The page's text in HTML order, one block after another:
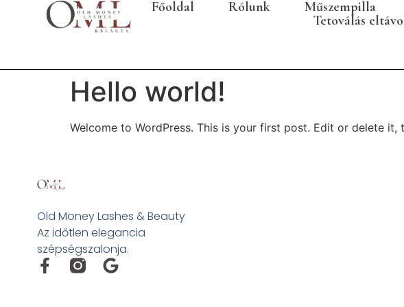
Főoldal Rólunk Műszempilla
Tetoválás
Hello world!
Welcome to WordPress. This is your first post. Edit or delete it,
Old Money Lashes & Beauty
Az időtlen elegancia
szépségszalonja.